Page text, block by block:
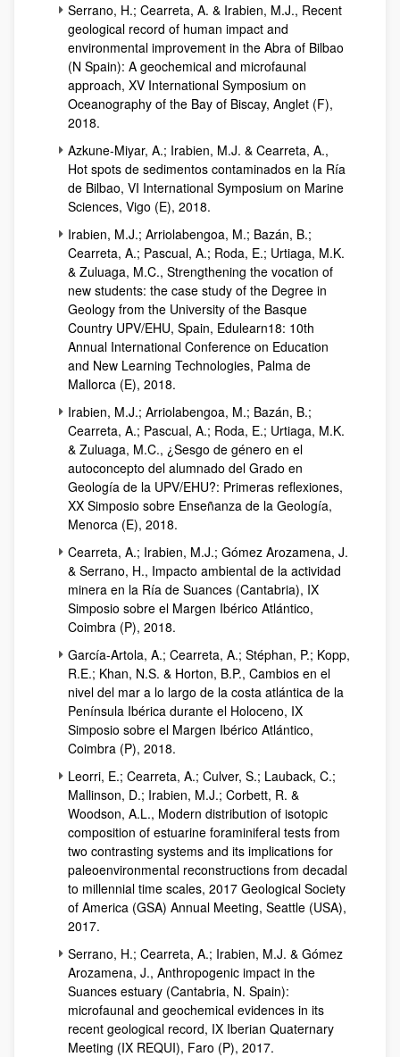
Serrano, H.; Cearreta, A. & Irabien, M.J., Recent
geological record of human impact and
environmental improvement in the Abra of Bilbao
(N Spain): A geochemical and microfaunal
approach, XV International Symposium on
Oceanography of the Bay of Biscay, Anglet (F),
2018.
Azkune-Miyar, A.; Irabien, M.J. & Cearreta, A.,
Hot spots de sedimentos contaminados en la Ría
de Bilbao, VI International Symposium on Marine
Sciences, Vigo (E), 2018.
Irabien, M.J.; Arriolabengoa, M.; Bazán, B.;
Cearreta, A.; Pascual, A.; Roda, E.; Urtiaga, M.K.
& Zuluaga, M.C., Strengthening the vocation of
new students: the case study of the Degree in
Geology from the University of the Basque
Country UPV/EHU, Spain, Edulearn18: 10th
Annual International Conference on Education
and New Learning Technologies, Palma de
Mallorca (E), 2018.
Irabien, M.J.; Arriolabengoa, M.; Bazán, B.;
Cearreta, A.; Pascual, A.; Roda, E.; Urtiaga, M.K.
& Zuluaga, M.C., ¿Sesgo de género en el
autoconcepto del alumnado del Grado en
Geología de la UPV/EHU?: Primeras reflexiones,
XX Simposio sobre Enseñanza de la Geología,
Menorca (E), 2018.
Cearreta, A.; Irabien, M.J.; Gómez Arozamena, J.
& Serrano, H., Impacto ambiental de la actividad
minera en la Ría de Suances (Cantabria), IX
Simposio sobre el Margen Ibérico Atlántico,
Coimbra (P), 2018.
García-Artola, A.; Cearreta, A.; Stéphan, P.; Kopp,
R.E.; Khan, N.S. & Horton, B.P., Cambios en el
nivel del mar a lo largo de la costa atlántica de la
Península Ibérica durante el Holoceno, IX
Simposio sobre el Margen Ibérico Atlántico,
Coimbra (P), 2018.
Leorri, E.; Cearreta, A.; Culver, S.; Lauback, C.;
Mallinson, D.; Irabien, M.J.; Corbett, R. &
Woodson, A.L., Modern distribution of isotopic
composition of estuarine foraminiferal tests from
two contrasting systems and its implications for
paleoenvironmental reconstructions from decadal
to millennial time scales, 2017 Geological Society
of America (GSA) Annual Meeting, Seattle (USA),
2017.
Serrano, H.; Cearreta, A.; Irabien, M.J. & Gómez
Arozamena, J., Anthropogenic impact in the
Suances estuary (Cantabria, N. Spain):
microfaunal and geochemical evidences in its
recent geological record, IX Iberian Quaternary
Meeting (IX REQUI), Faro (P), 2017.